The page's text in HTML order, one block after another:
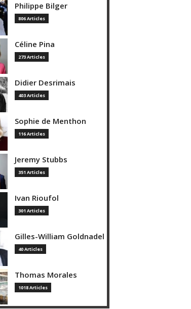
Philippe Bilger
806 Articles
Céline Pina
273 Articles
Didier Desrimais
403 Articles
Sophie de Menthon
116 Articles
Jeremy Stubbs
351 Articles
Ivan Rioufol
301 Articles
Gilles-William Goldnadel
40 Articles
Thomas Morales
1018 Articles